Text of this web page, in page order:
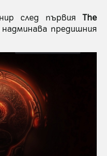
след първия The
предишния